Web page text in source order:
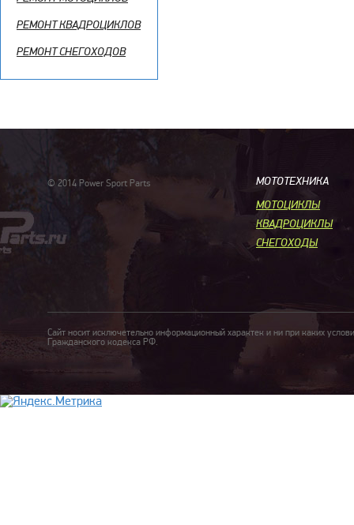
РЕМОНТ КВАДРОЦИКЛОВ
РЕМОНТ СНЕГОХОДОВ
© 2014 Power Sport Parts
МОТОТЕХНИКА
МОТОЦИКЛЫ
КВАДРОЦИКЛЫ
СНЕГОХОДЫ
Сайт носит исключетельно информационный характек и ни при каких
Гражданского кодекса РФ.